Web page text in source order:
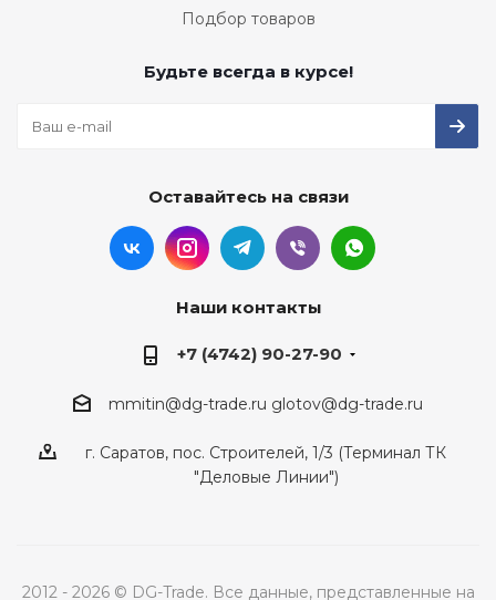
Подбор товаров
Будьте всегда в курсе!
Оставайтесь на связи
Наши контакты
+7 (4742) 90-27-90
mmitin@dg-trade.ru glotov@dg-trade.ru
г. Саратов, пос. Строителей, 1/3 (Терминал ТК
"Деловые Линии")
2012 - 2026 © DG-Trade. Все данные, представленные на